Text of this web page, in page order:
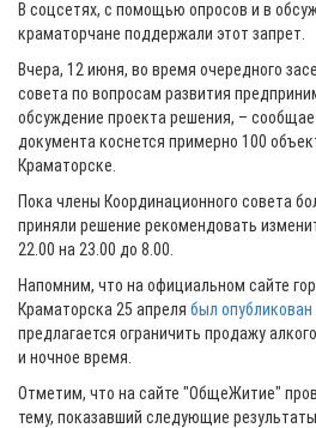
В соцсетях, с помощью опросов и в
краматорчане поддержали этот запрет.
Вчера, 12 июня, во время очередного
совета по вопросам развития
обсуждение проекта решения, –
документа коснется примерно 100
Краматорске.
Пока члены Координационного совета
приняли решение рекомендовать
22.00 на 23.00 до 8.00.
Напомним, что на официальном сайте
Краматорска 25 апреля был опубликован
предлагается ограничить продажу
и ночное время.
Отметим, что на сайте "ОбщеЖитие"
тему, показавший следующие